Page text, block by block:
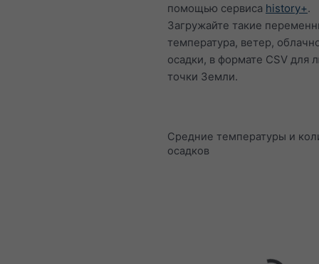
помощью сервиса history+.
Загружайте такие
температура, ветер,
осадки, в формате CSV для
точки Земли.
Средние температуры и
осадков